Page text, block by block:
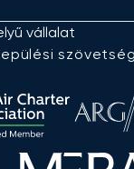
vállalat